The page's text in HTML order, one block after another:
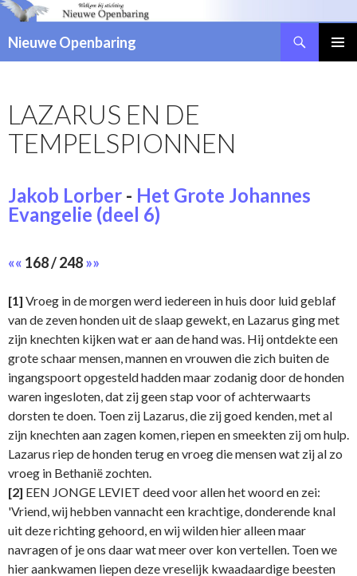
Nieuwe Openbaring
SPRINGEN
LAZARUS EN DE
TEMPELSPIONNEN
Jakob Lorber - Het Grote Johannes
Evangelie (deel 6)
«« 168 / 248»»
[1] Vroeg in de morgen werd iedereen in huis door luid geblaf
van de zeven honden uit de slaap gewekt, en Lazarus ging met
zijn knechten kijken wat er aan de hand was. Hij ontdekte een
grote schaar mensen, mannen en vrouwen die zich buiten de
ingangspoort opgesteld hadden maar zodanig door de honden
waren ingesloten, dat zij geen stap voor of achterwaarts
dorsten te doen. Toen zij Lazarus, die zij goed kenden, met al
zijn knechten aan zagen komen, riepen en smeekten zij om hulp.
Lazarus riep de honden terug en vroeg die mensen wat zij al zo
vroeg in Bethanië zochten.
[2] EEN JONGE LEVIET deed voor allen het woord en zei:
'Vriend, wij hebben vannacht een krachtige, donderende knal
uit deze richting gehoord, en wij wilden hier alleen maar
navragen of je ons daar wat meer over kon vertellen. Toen we
hier aankwamen liepen deze vreselijk kwaadaardige beesten